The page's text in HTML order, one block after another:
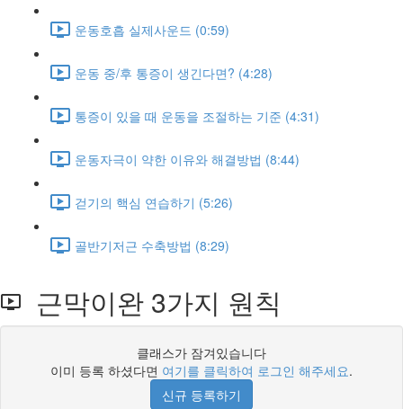
운동호흡 실제사운드 (0:59)
운동 중/후 통증이 생긴다면? (4:28)
통증이 있을 때 운동을 조절하는 기준 (4:31)
운동자극이 약한 이유와 해결방법 (8:44)
걷기의 핵심 연습하기 (5:26)
골반기저근 수축방법 (8:29)
근막이완 3가지 원칙
클래스가 잠겨있습니다
이미 등록 하셨다면 여기를 클릭하여 로그인 해주세요.
신규 등록하기